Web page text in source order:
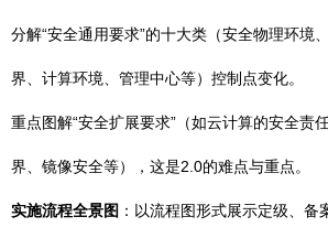
分解“安全通用要求”的十大类（安全物理环境
界、计算环境、管理中心等）控制点变化。
重点图解“安全扩展要求”（如云计算的安全责
界、镜像安全等），这是2.0的难点与重点。
实施流程全景图 ：以流程图形式展示定级、备